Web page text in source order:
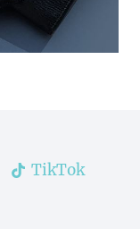
TikTok